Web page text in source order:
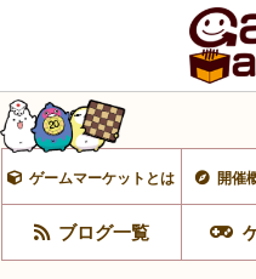
ゲームマーケットとは 開催
ブログ一覧